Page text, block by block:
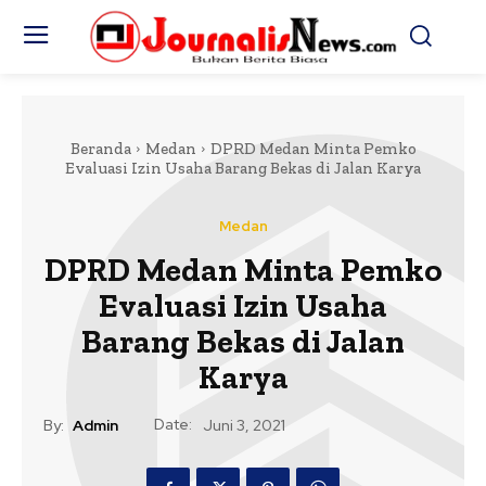
Beranda Medan
DPRD Medan Minta Pemko
Evaluasi Izin Usaha Barang Bekas di Jalan Karya
Medan
DPRD Medan Minta Pemko
Evaluasi Izin Usaha
Barang Bekas di Jalan
Karya
By: Admin Date: Juni 3, 2021